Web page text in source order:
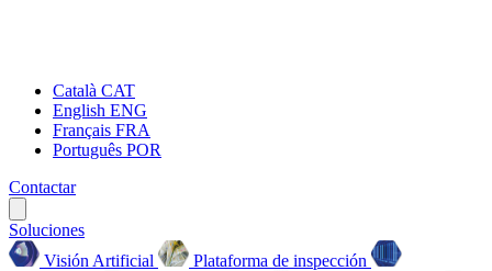
Català CAT
English ENG
Français FRA
Português POR
Contactar
Soluciones
Visión Artificial
Plataforma de inspección